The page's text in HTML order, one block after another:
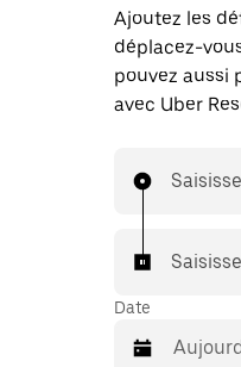
Ajoutez les
déplacez-
pouvez aussi
avec Uber
Date